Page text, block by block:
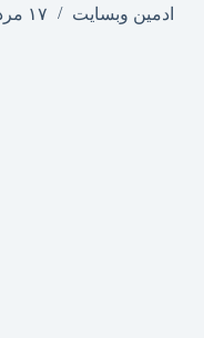
ادمین وبسایت
۱۷ مرداد ۱۴۰۵